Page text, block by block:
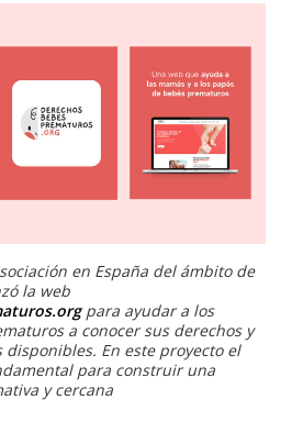
en España del ámbito de
la web
para ayudar a los
a conocer sus derechos y
disponibles. En este proyecto el
para construir una
y cercana